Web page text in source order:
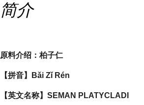
简介
原料介绍：柏子仁
【拼音】Bǎi Zǐ Rén
【英文名称】SEMAN PLATYCLADI